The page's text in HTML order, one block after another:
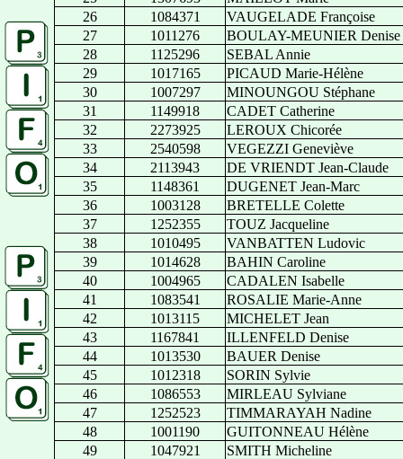
26
1084371
VAUGELADE Françoise
27
1011276
BOULAY-MEUNIER Denise
28
1125296
SEBAL Annie
29
1017165
PICAUD Marie-Hélène
30
1007297
MINOUNGOU Stéphane
31
1149918
CADET Catherine
32
2273925
LEROUX Chicorée
33
2540598
VEGEZZI Geneviève
34
2113943
DE VRIENDT Jean-Claude
35
1148361
DUGENET Jean-Marc
36
1003128
BRETELLE Colette
37
1252355
TOUZ Jacqueline
38
1010495
VANBATTEN Ludovic
39
1014628
BAHIN Caroline
40
1004965
CADALEN Isabelle
41
1083541
ROSALIE Marie-Anne
42
1013115
MICHELET Jean
43
1167841
ILLENFELD Denise
44
1013530
BAUER Denise
45
1012318
SORIN Sylvie
46
1086553
MIRLEAU Sylviane
47
1252523
TIMMARAYAH Nadine
48
1001190
GUITONNEAU Hélène
49
1047921
SMITH Micheline